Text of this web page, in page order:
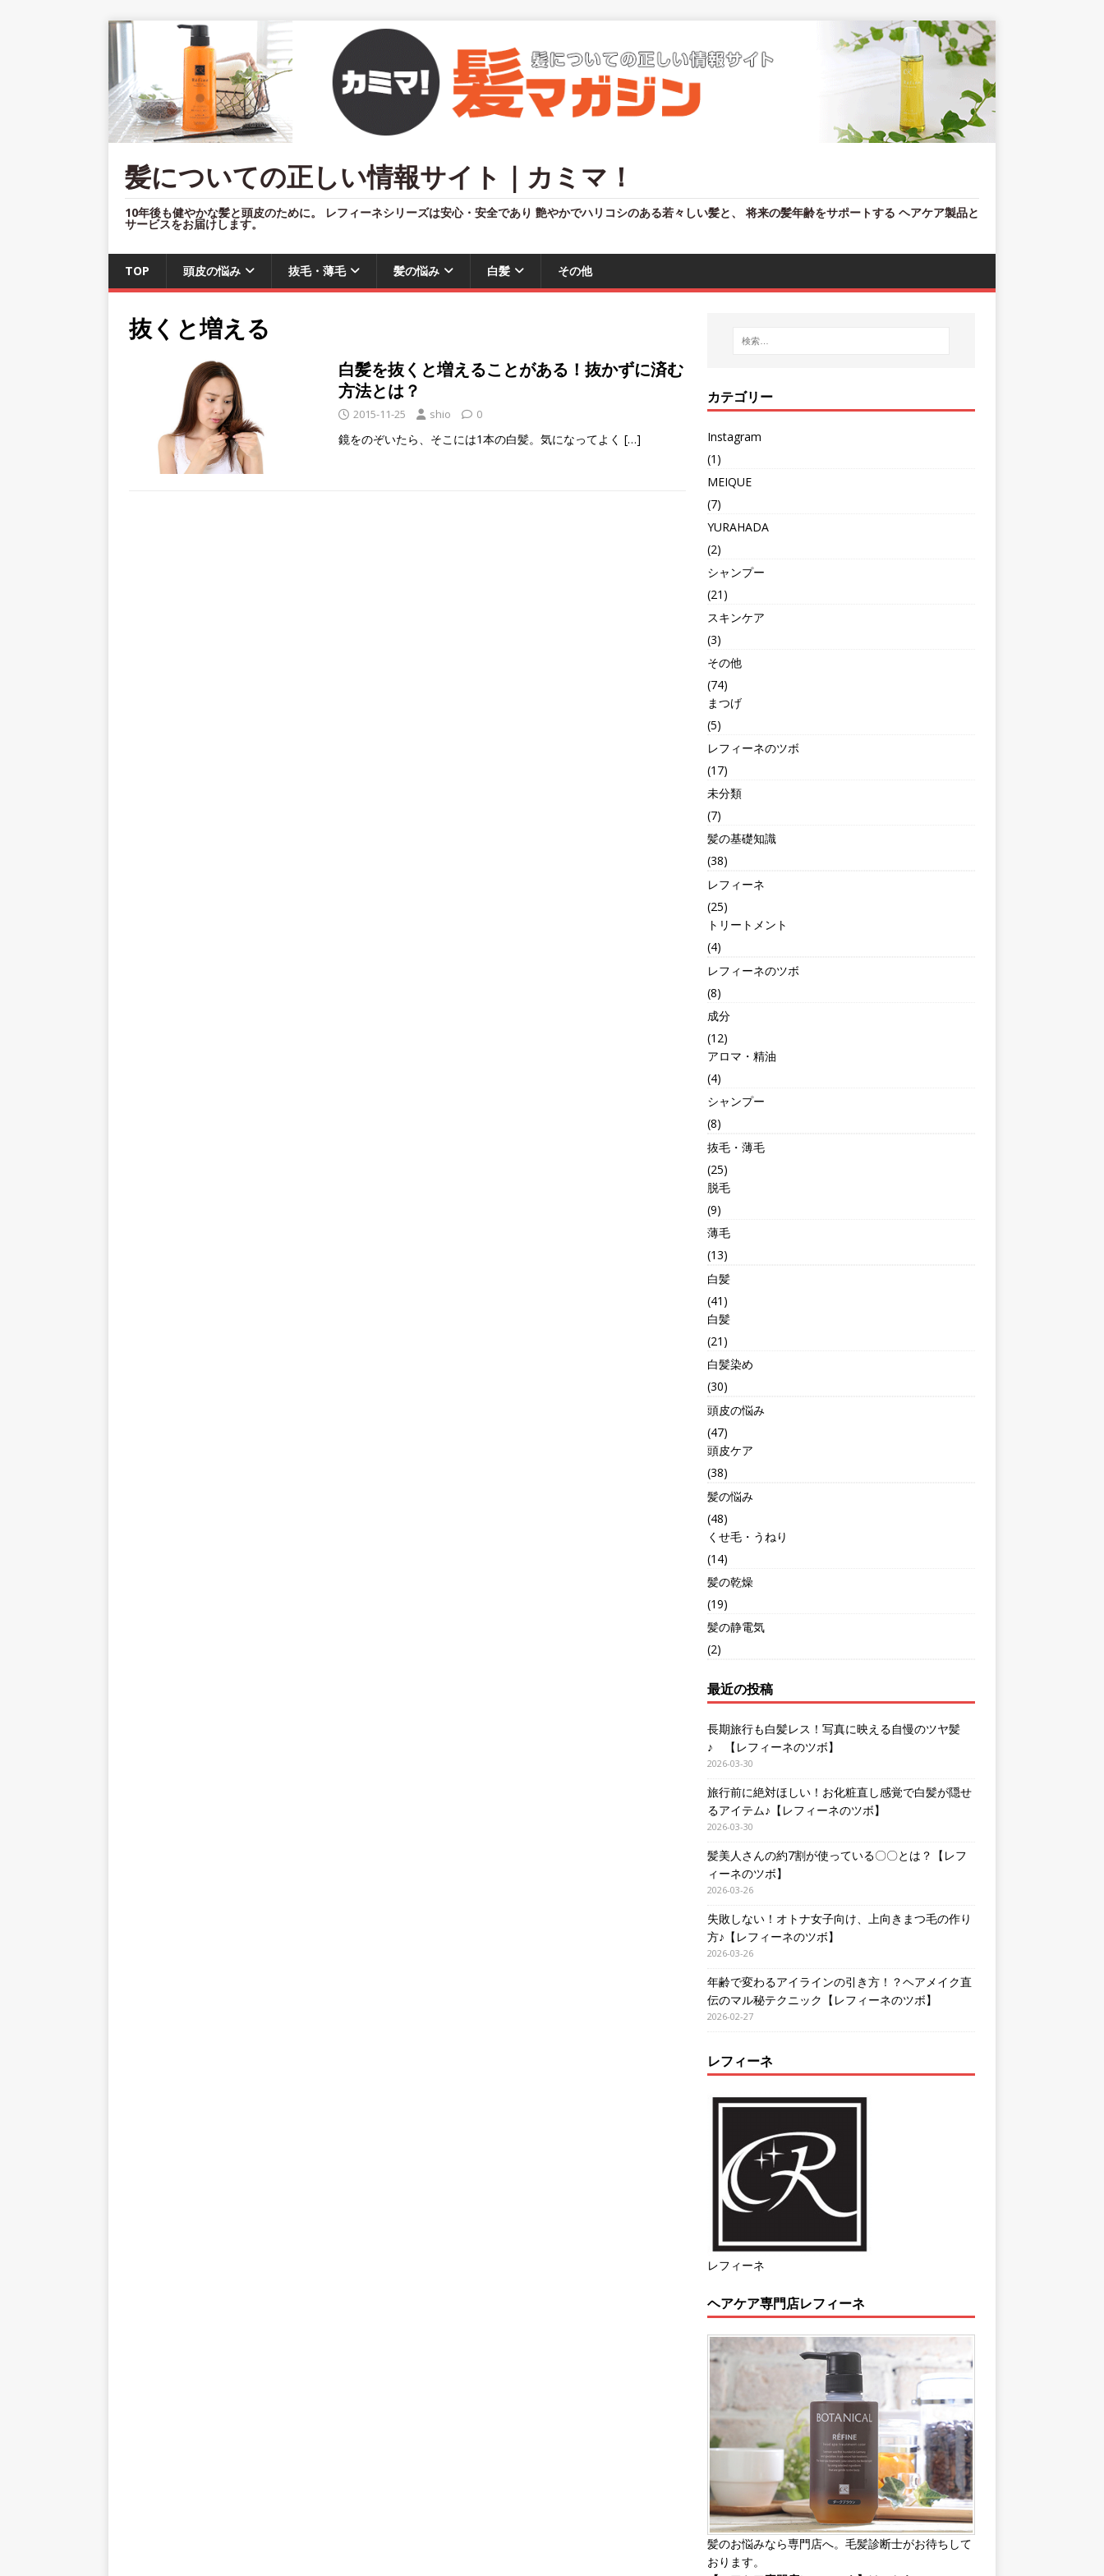
髪についての正しい情報サイト｜カミマ！
10年後も健やかな髪と頭皮のために。 レフィーネシリーズは安心・安全であり 艶やかでハリコシのある若々しい髪と、 将来の髪年齢をサポートする ヘアケア製品と
サービスをお届けします。
TOP 頭皮の悩み 抜毛・薄毛 髪の悩み 白髪 その他
抜くと増える
白髪を抜くと増えることがある！抜かずに済む
方法とは？
2015-11-25 shio 0
鏡をのぞいたら、そこには1本の白髪。気になってよく […]
カテゴリー
Instagram
(1)
MEIQUE
(7)
YURAHADA
(2)
シャンプー
(21)
スキンケア
(3)
その他
(74)
まつげ
(5)
レフィーネのツボ
(17)
未分類
(7)
髪の基礎知識
(38)
レフィーネ
(25)
トリートメント
(4)
レフィーネのツボ
(8)
成分
(12)
アロマ・精油
(4)
シャンプー
(8)
抜毛・薄毛
(25)
脱毛
(9)
薄毛
(13)
白髪
(41)
白髪
(21)
白髪染め
(30)
頭皮の悩み
(47)
頭皮ケア
(38)
髪の悩み
(48)
くせ毛・うねり
(14)
髪の乾燥
(19)
髪の静電気
(2)
最近の投稿
長期旅行も白髪レス！写真に映える自慢のツヤ髪
♪ 【レフィーネのツボ】
2026-03-30
旅行前に絶対ほしい！お化粧直し感覚で白髪が隠せ
るアイテム♪【レフィーネのツボ】
2026-03-30
髪美人さんの約7割が使っている〇〇とは？【レフ
ィーネのツボ】
2026-03-26
失敗しない！オトナ女子向け、上向きまつ毛の作り
方♪【レフィーネのツボ】
2026-03-26
年齢で変わるアイラインの引き方！？ヘアメイク直
伝のマル秘テクニック【レフィーネのツボ】
2026-02-27
レフィーネ
レフィーネ
ヘアケア専門店レフィーネ
髪のお悩みなら専門店へ。毛髪診断士がお待ちして
おります。